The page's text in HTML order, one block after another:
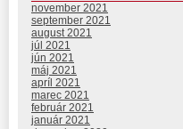
november 2021
september 2021
august 2021
júl 2021
jún 2021
máj 2021
apríl 2021
marec 2021
február 2021
január 2021